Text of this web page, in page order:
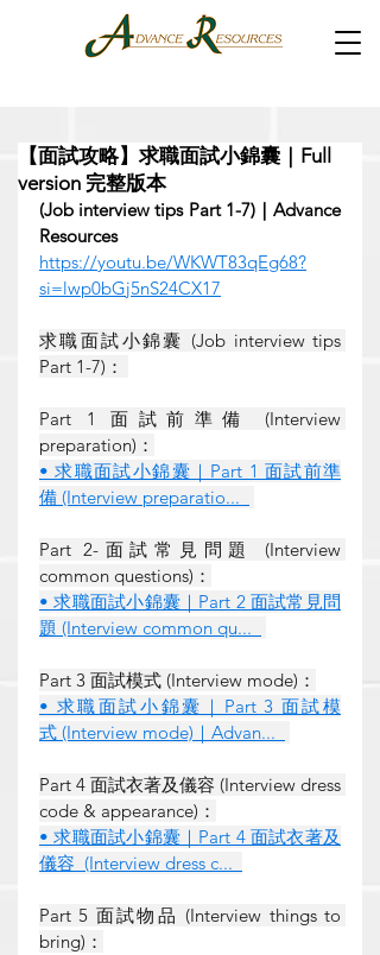
【面試攻略】求職面試小錦囊｜Full
version 完整版本
(Job interview tips Part 1-7)｜Advance
Resources
https://youtu.be/WKWT83qEg68?
si=lwp0bGj5nS24CX17
求職面試小錦囊 (Job interview tips
Part 1-7)：
Part 1 面試前準備 (Interview
preparation)：
• 求職面試小錦囊｜Part 1 面試前準
備 (Interview preparatio...
Part 2-面試常見問題 (Interview
common questions)：
• 求職面試小錦囊｜Part 2 面試常見問
題 (Interview common qu...
Part 3 面試模式 (Interview mode)：
• 求職面試小錦囊｜Part 3 面試模
式 (Interview mode)｜Advan...
Part 4 面試衣著及儀容 (Interview dress
code & appearance)：
• 求職面試小錦囊｜Part 4 面試衣著及
儀容  (Interview dress c...
Part 5 面試物品 (Interview things to
bring)：